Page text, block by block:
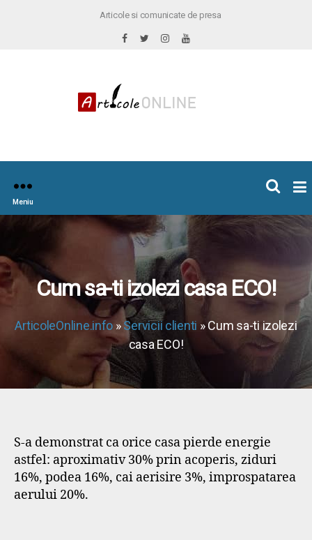
Articole si comunicate de presa
Meniu
Cum sa-ti izolezi casa ECO!
ArticoleOnline.info »Servicii clienti » Cum sa-ti izolezi
casa ECO!
S-a demonstrat ca orice casa pierde energie
astfel: aproximativ 30% prin acoperis, ziduri
16%, podea 16%, cai aerisire 3%, improspatarea
aerului 20%.